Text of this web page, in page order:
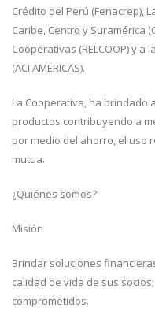
Crédito del Perú (Fenacrep),
Caribe, Centro y Suramérica
Cooperativas (RELCOOP) y
(ACI AMERICAS).
La Cooperativa, ha brindado
productos contribuyendo a
por medio del ahorro, el uso
mutua.
¿Quiénes somos?
Misión
Brindar soluciones
calidad de vida de sus
comprometidos.